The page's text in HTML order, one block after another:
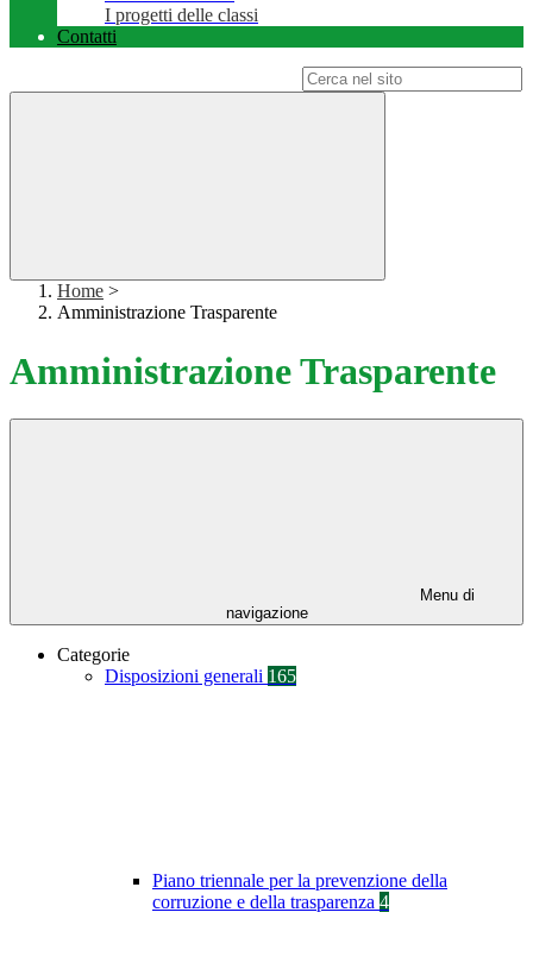
I progetti delle classi
Contatti
Home >
Amministrazione Trasparente
Amministrazione Trasparente
Menu di
navigazione
Categorie
Disposizioni generali 165
Piano triennale per la prevenzione della
corruzione e della trasparenza 4